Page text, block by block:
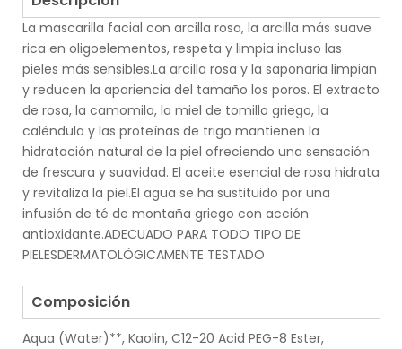
La mascarilla facial con arcilla rosa, la arcilla más suave
rica en oligoelementos, respeta y limpia incluso las
pieles más sensibles.La arcilla rosa y la saponaria limpian
y reducen la apariencia del tamaño los poros. El extracto
de rosa, la camomila, la miel de tomillo griego, la
caléndula y las proteínas de trigo mantienen la
hidratación natural de la piel ofreciendo una sensación
de frescura y suavidad. El aceite esencial de rosa hidrata
y revitaliza la piel.El agua se ha sustituido por una
infusión de té de montaña griego con acción
antioxidante.ADECUADO PARA TODO TIPO DE
PIELESDERMATOLÓGICAMENTE TESTADO
Composición
Aqua (Water)**, Kaolin, C12-20 Acid PEG-8 Ester,